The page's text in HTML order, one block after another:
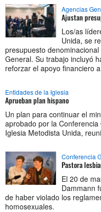
Agencias
Ajustan
Los/as
Unida, se
presupuesto
General. Su trabajo incluyó
reforzar el apoyo financiero
Entidades de la Iglesia
Aprueban plan hispano
Un plan para continuar el
aprobado por la
Iglesia Metodista Unida,
Conferencia
Pastora
El 20 de
Dammann
de haber violado los
homosexuales.